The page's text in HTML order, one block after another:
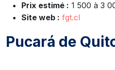
Prix estimé : 1 500 à 3
Site web : fgt.cl
Pucará de